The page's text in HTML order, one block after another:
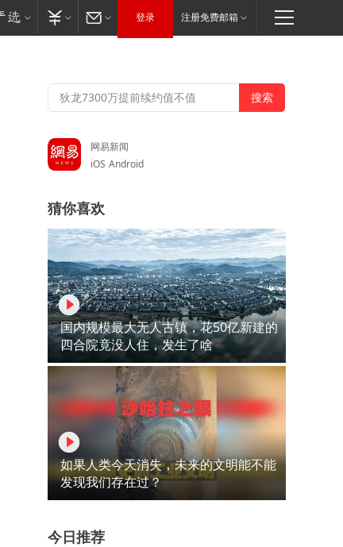
登录 注册免费邮箱
网易新闻
iOS Android
猜你喜欢
国内规模最大无人古镇，花50亿新建的
四合院竟没人住，发生了啥
如果人类今天消失，未来的文明能不能
发现我们存在过？
今日推荐